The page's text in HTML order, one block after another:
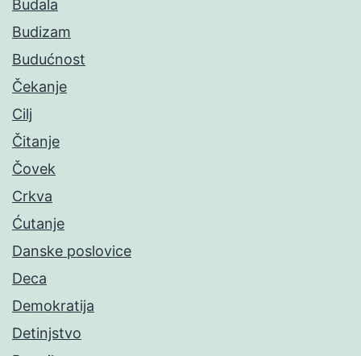
Budala
Budizam
Budućnost
Čekanje
Cilj
Čitanje
Čovek
Crkva
Ćutanje
Danske poslovice
Deca
Demokratija
Detinjstvo